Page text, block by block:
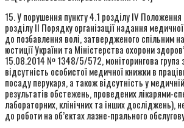
15. У порушення пункту 4.1 розділу IV Положення
розділу II Порядку організації надання
до позбавлення волі, затвердженого спільним
юстиції України та Міністерства охорони
15.08.2014 № 1348/5/572, моніторингова група
відсутність особистої медичної книжки в
посаду перукаря, а також відсутність у
результатів обстежень, проведених лікарями-
лабораторних, клінічних та інших досліджень),
до роботи на об’єктах лазне-прального